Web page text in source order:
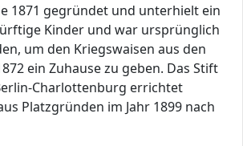
1871 gegründet und unterhielt ein
Kinder und war ursprünglich
um den Kriegswaisen aus den
ein Zuhause zu geben. Das Stift
Charlottenburg errichtet
Platzgründen im Jahr 1899 nach